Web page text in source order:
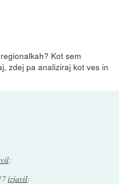
Kot sem
zdej pa analiziraj kot ves in
:
izjavil: